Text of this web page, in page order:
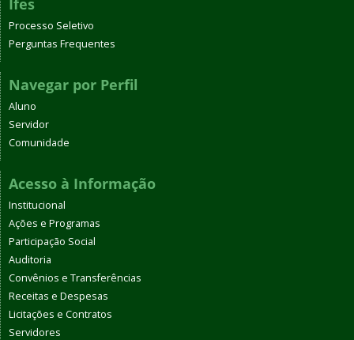
Ifes
Processo Seletivo
Perguntas Frequentes
Navegar por Perfil
Aluno
Servidor
Comunidade
Acesso à Informação
Institucional
Ações e Programas
Participação Social
Auditoria
Convênios e Transferências
Receitas e Despesas
Licitações e Contratos
Servidores